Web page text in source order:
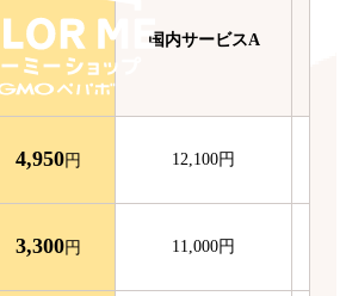
国内サービスA
4,950円 12,100円
3,300円 11,000円